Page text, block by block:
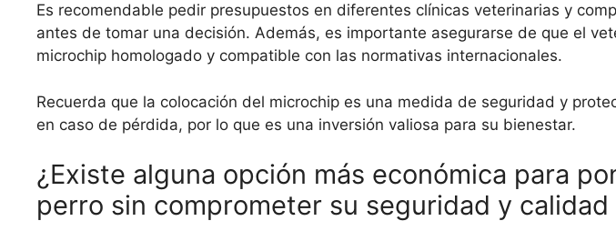
Es recomendable pedir presupuestos en diferentes clínicas veterinarias y
antes de tomar una decisión. Además, es importante asegurarse de que el
microchip homologado y compatible con las normativas internacionales.
Recuerda que la colocación del microchip es una medida de seguridad y
en caso de pérdida, por lo que es una inversión valiosa para su bienestar.
¿Existe alguna opción más económica para
perro sin comprometer su seguridad y